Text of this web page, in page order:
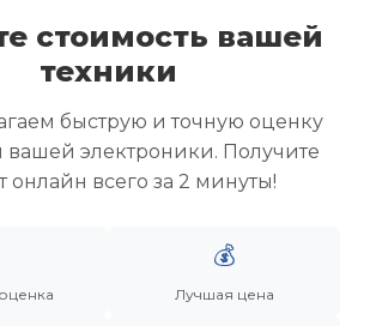
ноутбуков
ноутбуков
ноутбуков (б/у)
и сетевого оборудования
стоимость вашей
техники
быструю и точную оценку
вашей электроники. Получите
онлайн всего за 2 минуты!
💰
Лучшая цена